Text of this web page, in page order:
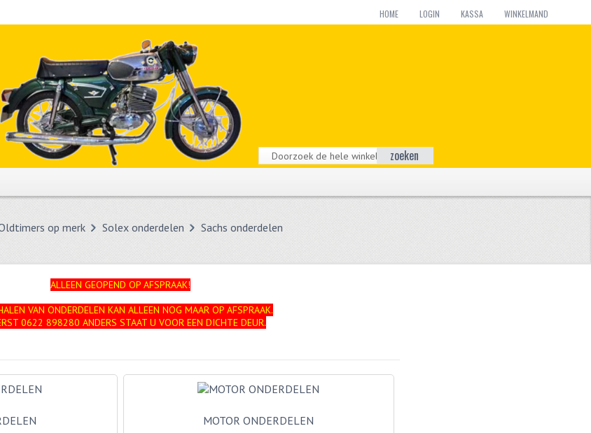
HOME LOGIN KASSA WINKELMAND
zoeken
op merk Solex onderdelen Sachs onderdelen
ALLEEN GEOPEND OP AFSPRAAK!
VAN ONDERDELEN KAN ALLEEN NOG MAAR OP AFSPRAAK.
0622 898280 ANDERS STAAT U VOOR EEN DICHTE DEUR.
MOTOR ONDERDELEN